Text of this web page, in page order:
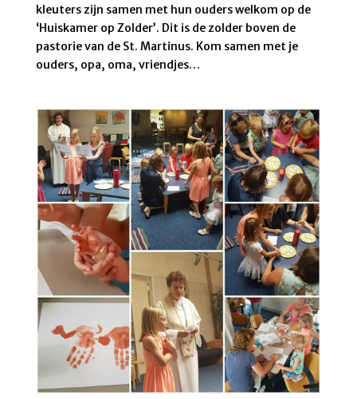
kleuters zijn samen met hun ouders welkom op de
‘Huiskamer op Zolder’. Dit is de zolder boven de
pastorie van de St. Martinus. Kom samen met je
ouders, opa, oma, vriendjes…